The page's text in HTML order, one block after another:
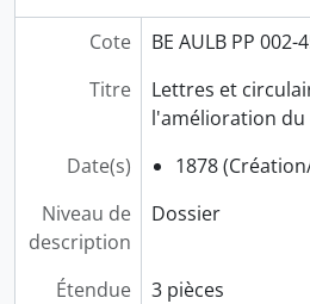
Cote
BE AULB PP 002-
Titre
Lettres et
l'amélioration du
Date(s)
1878
Niveau de
description
Dossier
Étendue
3 pièces